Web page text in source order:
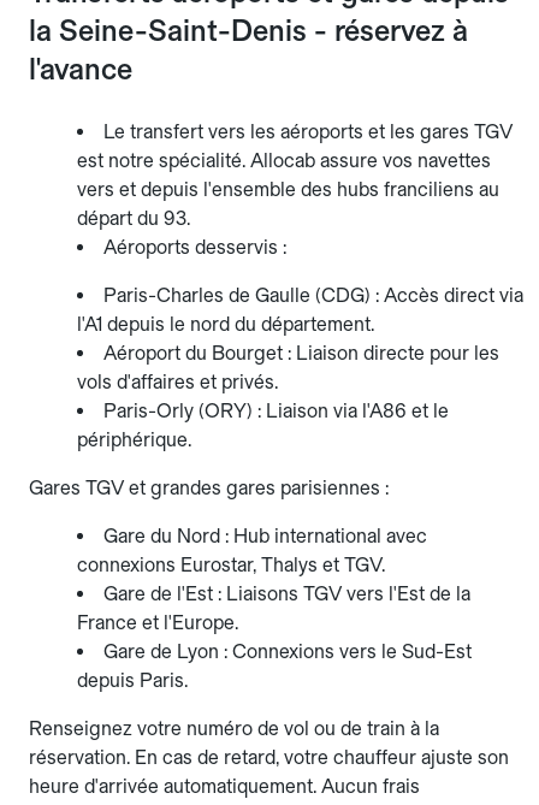
la Seine-Saint-Denis - réservez à
l'avance
Le transfert vers les aéroports et les gares TGV
est notre spécialité. Allocab assure vos navettes
vers et depuis l'ensemble des hubs franciliens au
départ du 93.
Aéroports desservis :
Paris-Charles de Gaulle (CDG) : Accès direct via
l'A1 depuis le nord du département.
Aéroport du Bourget : Liaison directe pour les
vols d'affaires et privés.
Paris-Orly (ORY) : Liaison via l'A86 et le
périphérique.
Gares TGV et grandes gares parisiennes :
Gare du Nord : Hub international avec
connexions Eurostar, Thalys et TGV.
Gare de l'Est : Liaisons TGV vers l'Est de la
France et l'Europe.
Gare de Lyon : Connexions vers le Sud-Est
depuis Paris.
Renseignez votre numéro de vol ou de train à la
réservation. En cas de retard, votre chauffeur ajuste son
heure d'arrivée automatiquement. Aucun frais